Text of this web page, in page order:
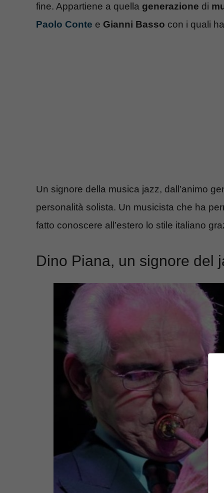
fine. Appartiene a quella generazione di
Paolo Conte e Gianni Basso con i quali
Un signore della musica jazz, dall’animo
personalità solista. Un musicista che ha
fatto conoscere all’estero lo stile italiano
Dino Piana, un signore del